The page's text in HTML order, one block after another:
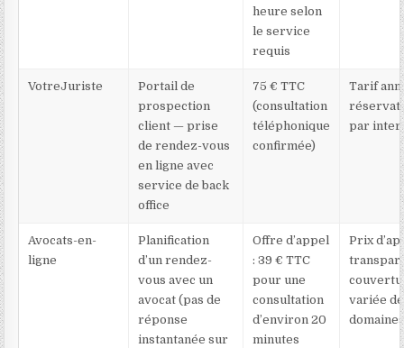
heure selon
le service
requis
VotreJuriste
Portail de
prospection
client — prise
de rendez-vous
en ligne avec
service de back
office
75 € TTC
(consultation
téléphonique
confirmée)
Tarif
par
Avocats-en-
ligne
Planification
d’un rendez-
vous avec un
avocat (pas de
réponse
instantanée sur
Offre d’appel
: 39 € TTC
pour une
consultation
d’environ 20
minutes
Prix
variée de